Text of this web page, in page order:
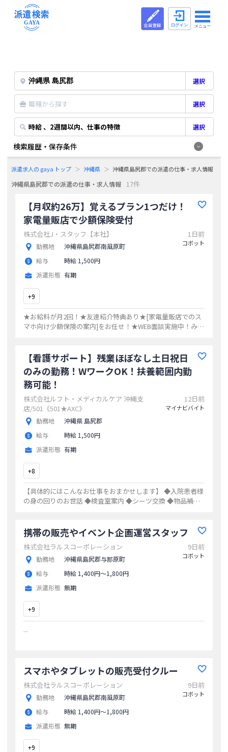
メニュー
選択
職種から探す 選択
時給 、2週間以内、仕事の特徴 選択
検索履歴・保存条件
派遣求人の gaya トップ 沖縄県 沖縄県島尻郡での派遣の仕事・求人情報
沖縄県島尻郡での派遣の仕事・求人情報 17件
【月収約26万】覚えるプラン1つだけ！
家電量販店で少額保険受付
株式会社J・スタッフ【本社】
勤務地
沖縄県島尻郡南風原町
給与
時給 1,500円
派遣形態 有期
1日前
コボット
+9
★お給料が月2回！★友達紹介特典あり★[家電量販店でのス
マホ向け少額保険の案内]をお任せ！★WEB面談実施中！みな
【看護サポート】残業ほぼなし土日祝日
のみの勤務！WワークOK！扶養範囲内勤
務可能！
株式会社ルフト・メディカルケア 沖縄支
店/501《501★AXC》
勤務地
沖縄県 島尻郡
給与
時給 1,500円
派遣形態 有期
12日前
マイナビバイト
+8
【具体的にはこんなお仕事をおまかせします】 ◆入院患者様
の身の回りのお世話 ◆検査室案内 ◆シーツ交換 ◆物品補充
携帯の販売やイベント企画運営スタッフ
株式会社ラルスコーポレーション
勤務地
沖縄県島尻郡与那原町
給与
時給 1,400円〜1,800円
派遣形態 無期
9日前
コボット
+9
...
スマホやタブレットの販売受付クルー
株式会社ラルスコーポレーション
勤務地
沖縄県島尻郡南風原町
給与
時給 1,400円〜1,800円
派遣形態 無期
9日前
コボット
+9